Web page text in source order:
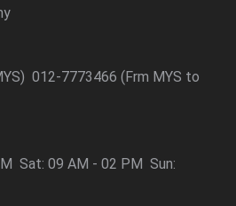
012-7773466 (Frm MYS to
Sat: 09 AM - 02 PM Sun: